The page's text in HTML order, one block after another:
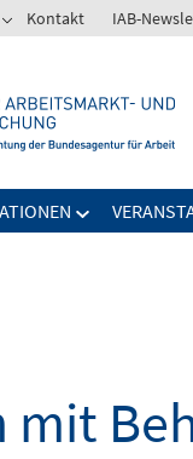
Kontakt IAB-
mit